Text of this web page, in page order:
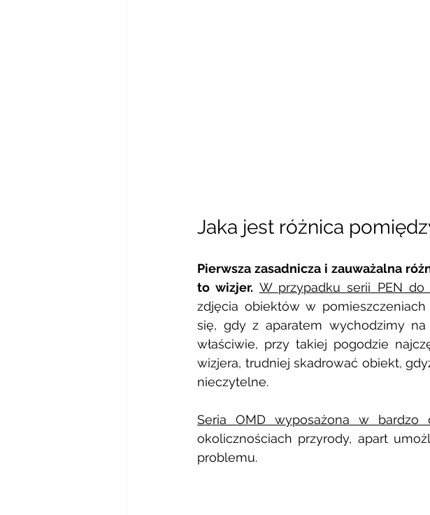
Jaka jest różnica
Pierwsza zasadnicza i zauważalna
to wizjer. W przypadku serii PEN
zdjęcia obiektów w
się, gdy z aparatem wychodzimy
właściwie, przy takiej pogodzie
wizjera, trudniej skadrować obiekt,
nieczytelne.
Seria OMD wyposażona w bardzo
okolicznościach przyrody, apart
problemu.